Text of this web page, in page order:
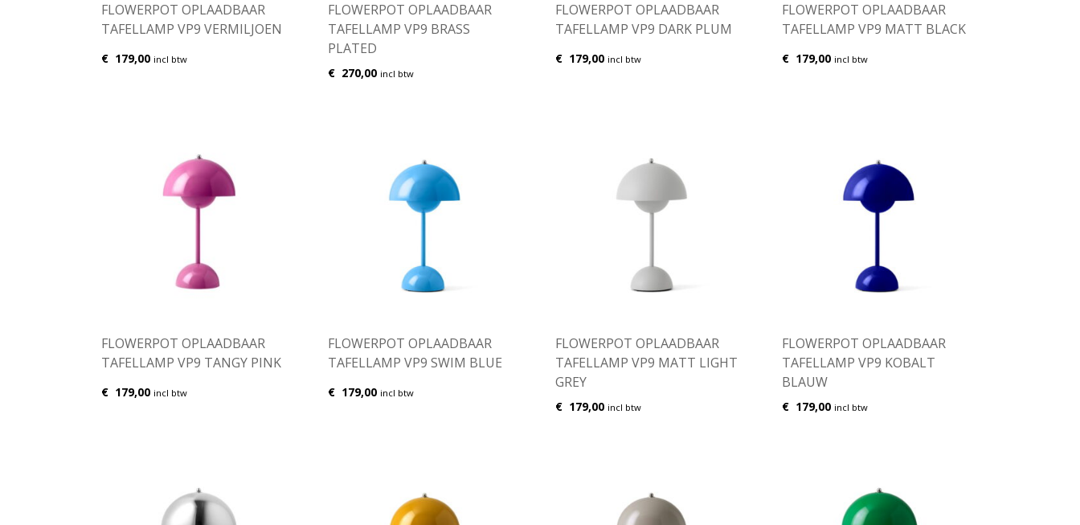
FLOWERPOT OPLAADBAAR
TAFELLAMP VP9 VERMILJOEN
€ 179,00 incl btw
FLOWERPOT OPLAADBAAR
TAFELLAMP VP9 BRASS
PLATED
€ 270,00 incl btw
FLOWERPOT OPLAADBAAR
TAFELLAMP VP9 DARK PLUM
€ 179,00 incl btw
FLOWERPOT OPLAADBAAR
TAFELLAMP VP9 MATT BLACK
€ 179,00 incl btw
FLOWERPOT OPLAADBAAR
TAFELLAMP VP9 TANGY PINK
€ 179,00 incl btw
FLOWERPOT OPLAADBAAR
TAFELLAMP VP9 SWIM BLUE
€ 179,00 incl btw
FLOWERPOT OPLAADBAAR
TAFELLAMP VP9 MATT LIGHT
GREY
€ 179,00 incl btw
FLOWERPOT OPLAADBAAR
TAFELLAMP VP9 KOBALT
BLAUW
€ 179,00 incl btw